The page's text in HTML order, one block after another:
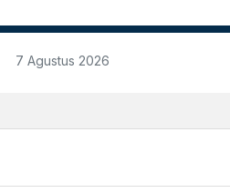
7 Agustus 2026